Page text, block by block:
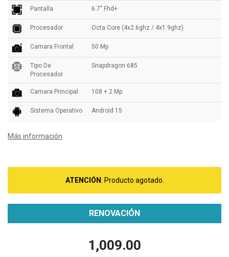
Pantalla 6.7" Fhd+
Procesador Octa Core (4x2.6ghz / 4x1.9ghz)
Camara Frontal 50 Mp
Tipo De
Procesador
Snapdragon 685
Camara Principal 108 + 2 Mp
Sistema Operativo Android 15
Más información
ATENCIÓN: Producto agotado.
RENOVACIÓN
1,009.00